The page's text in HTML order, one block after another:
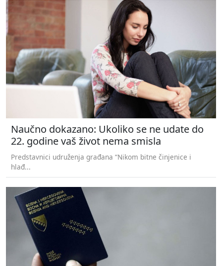
Naučno dokazano: Ukoliko se ne udate do
22. godine vaš život nema smisla
Predstavnici udruženja građana “Nikom bitne činjenice i
hlađ...